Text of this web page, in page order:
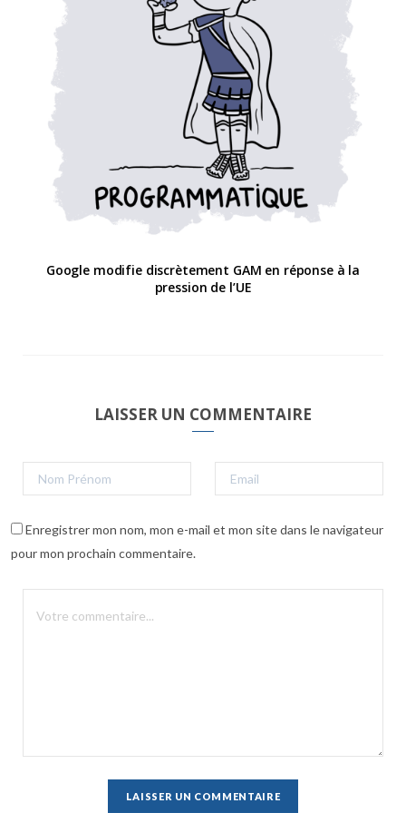
Google modifie discrètement GAM en réponse à la
pression de l’UE
LAISSER UN COMMENTAIRE
Enregistrer mon nom, mon e-mail et mon site dans le navigateur
pour mon prochain commentaire.